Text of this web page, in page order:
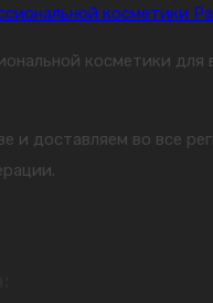
косметики для
и доставляем во все